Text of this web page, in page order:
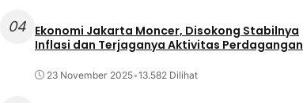
04 Ekonomi Jakarta Moncer, Disokong Stabilnya
Inflasi dan Terjaganya Aktivitas Perdagangan
23 November 2025•13.582 Dilihat